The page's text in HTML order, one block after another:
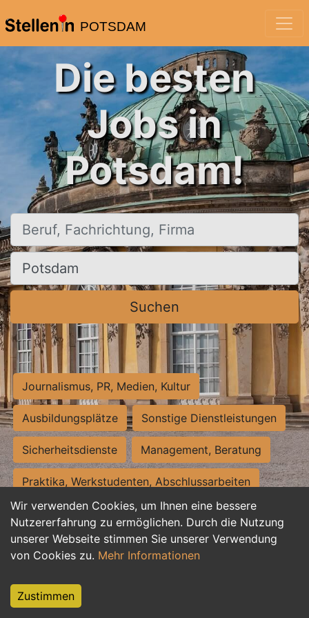
POTSDAM
Wir verwenden Cookies, um Ihnen eine bessere
Nutzererfahrung zu ermöglichen. Durch die Nutzung
unserer Webseite stimmen Sie unserer Verwendung
von Cookies zu. Mehr Informationen
Zustimmen
Die besten
Jobs in
Potsdam!
Beruf, Fachrichtung, Firma
Ort, Stadt
Suchen
Journalismus, PR, Medien, Kultur
Ausbildungsplätze Sonstige Dienstleistungen
Sicherheitsdienste Management, Beratung
Praktika, Werkstudenten, Abschlussarbeiten
Personalwesen Assistenz, Sekretariat
Hilfskräfte, Aushilfs- und Nebenjobs
Weiterbildung, Studium, duale Ausbildung